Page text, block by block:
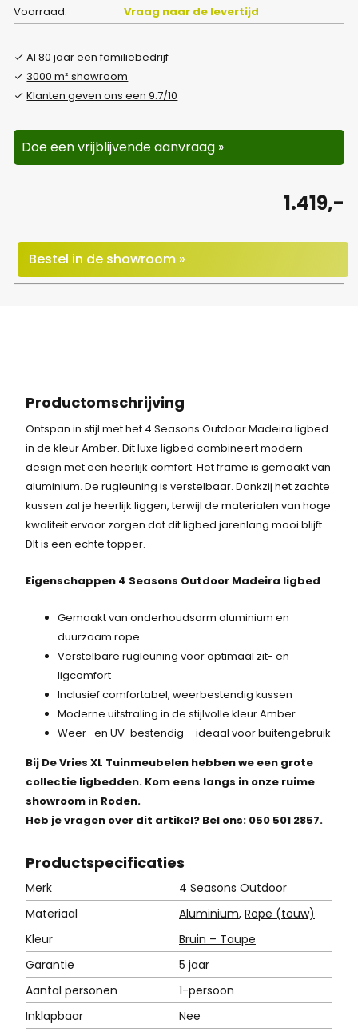
Voorraad:
Vraag naar de levertijd
Al 80 jaar een familiebedrijf
3000 m² showroom
Klanten geven ons een 9.7/10
Doe een vrijblijvende aanvraag »
1.419,-
Bestel in de showroom »
Productomschrijving
Ontspan in stijl met het 4 Seasons Outdoor Madeira ligbed
in de kleur Amber. Dit luxe ligbed combineert modern
design met een heerlijk comfort. Het frame is gemaakt van
aluminium. De rugleuning is verstelbaar. Dankzij het zachte
kussen zal je heerlijk liggen, terwijl de materialen van hoge
kwaliteit ervoor zorgen dat dit ligbed jarenlang mooi blijft.
DIt is een echte topper.
Eigenschappen 4 Seasons Outdoor Madeira ligbed
Gemaakt van onderhoudsarm aluminium en
duurzaam rope
Verstelbare rugleuning voor optimaal zit- en
ligcomfort
Inclusief comfortabel, weerbestendig kussen
Moderne uitstraling in de stijlvolle kleur Amber
Weer- en UV-bestendig – ideaal voor buitengebruik
Bij De Vries XL Tuinmeubelen hebben we een grote
collectie ligbedden. Kom eens langs in onze ruime
showroom in Roden.
Heb je vragen over dit artikel? Bel ons: 050 501 2857.
Productspecificaties
Merk
4 Seasons Outdoor
Materiaal
Aluminium, Rope (touw)
Kleur
Bruin – Taupe
Garantie
5 jaar
Aantal personen
1-persoon
Inklapbaar
Nee